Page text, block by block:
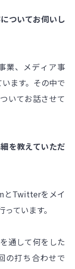
ついてお伺いし
業、メディア事
ます。その中で
いてお話させて
を教えていただ
とTwitterをメイ
ています。
通して何をした
の打ち合わせで